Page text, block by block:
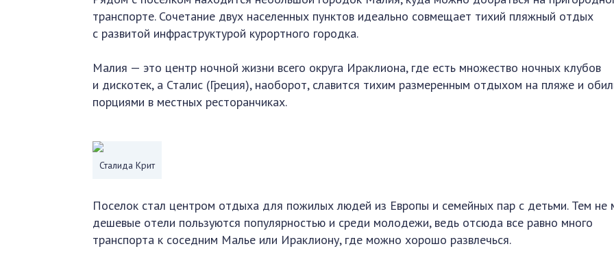
транспорте. Сочетание двух населенных пунктов идеально совмещает тихий пляжный отдых
с развитой инфраструктурой курортного городка.
Малия — это центр ночной жизни всего округа Ираклиона, где есть множество ночных клубов
и дискотек, а Сталис (Греция), наоборот, славится тихим размеренным отдыхом на пляже и
порциями в местных ресторанчиках.
Сталида Крит
Поселок стал центром отдыха для пожилых людей из Европы и семейных пар с детьми. Тем не
дешевые отели пользуются популярностью и среди молодежи, ведь отсюда все равно много
транспорта к соседним Малье или Ираклиону, где можно хорошо развлечься.